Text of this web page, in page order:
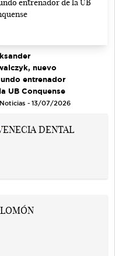
nuevo
entrenador
UB Conquense
- 13/07/2026